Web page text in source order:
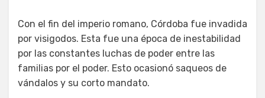
Con el fin del imperio romano, Córdoba fue invadida
por visigodos. Esta fue una época de inestabilidad
por las constantes luchas de poder entre las
familias por el poder. Esto ocasionó saqueos de
vándalos y su corto mandato.